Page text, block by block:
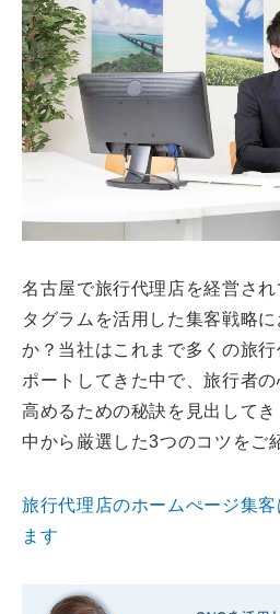
名古屋で旅行代理店を経営さ
タグラムを活用した集客戦略
か？当社はこれまで多くの旅
ポートしてきた中で、旅行者
高めるための秘訣を見出して
中から厳選した3つのコツをご
旅行代理店のホームぺージ集
ます